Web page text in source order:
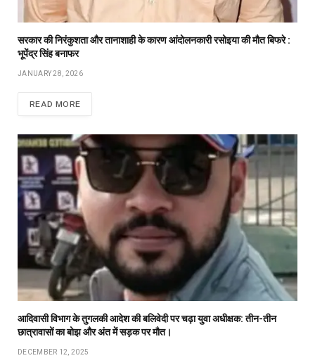
सरकार की निरंकुशता और तानाशाही के कारण आंदोलनकारी रसोइया की मौत बिफरे :
भूपेंद्र सिंह बनाफर
JANUARY 28, 2026
READ MORE
आदिवासी विभाग के तुगलकी आदेश की बलिवेदी पर चढ़ा युवा अधीक्षक: तीन-तीन
छात्रावासों का बोझ और अंत में सड़क पर मौत।
DECEMBER 12, 2025